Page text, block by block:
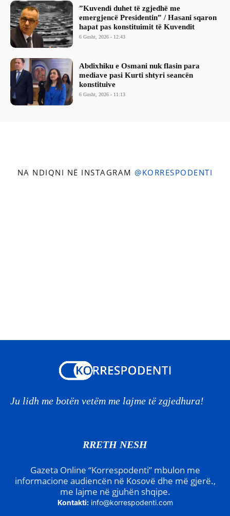
​”Kuvendi duhet të zgjedhë me
emergjencë Presidentin” / Hasani sqaron
hapat pas konstituimit të Kuvendit
6 Gusht, 2026 - 12:43
Abdixhiku e Osmani nuk flasin para
mediave pasi Kurti shtyri seancën
konstituive
6 Gusht, 2026 - 11:13
NA NDIQNI NË INSTAGRAM @KORRESPODENTI
Ju lidh me botën vetëm me lajme të zgjedhura!
RRETH NESH
Gazeta Online “Korrespodenti” mbulon me
informacione audiencën në Kosovë dhe më gjerë.,
me lajme në gjuhën shqipe.
Kontakti: info@korrespodenti.com